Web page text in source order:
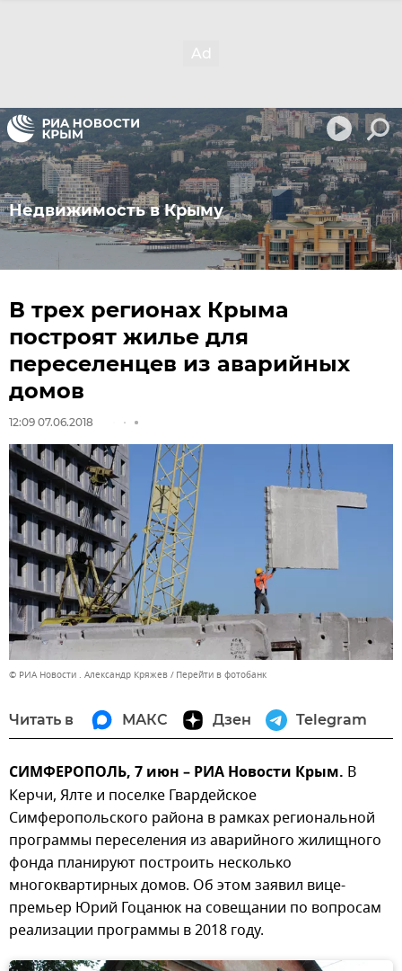
Недвижимость в Крыму
В трех регионах Крыма
построят жилье для
переселенцев из аварийных
домов
12:09 07.06.2018
© РИА Новости . Александр Кряжев Перейти в фотобанк
Читать в МАКС Дзен Telegram
СИМФЕРОПОЛЬ, 7 июн – РИА Новости Крым. В
Керчи, Ялте и поселке Гвардейское
Симферопольского района в рамках региональной
программы переселения из аварийного жилищного
фонда планируют построить несколько
многоквартирных домов. Об этом заявил вице-
премьер Юрий Гоцанюк на совещании по вопросам
реализации программы в 2018 году.